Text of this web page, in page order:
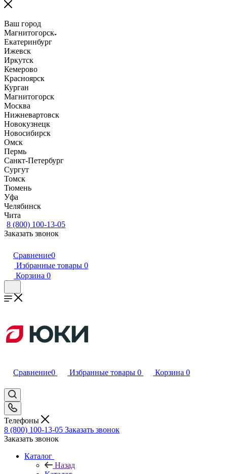
Ваш город
Магнитогорск
Екатеринбург
Ижевск
Иркутск
Кемерово
Красноярск
Курган
Магнитогорск
Москва
Нижневартовск
Новокузнецк
Новосибирск
Омск
Пермь
Санкт-Петербург
Сургут
Томск
Тюмень
Уфа
Челябинск
Чита
8 (800) 100-13-05
Заказать звонок
Сравнение0
Избранные товары 0
Корзина 0
Сравнение0 Избранные товары 0 Корзина 0
Телефоны
8 (800) 100-13-05 Заказать звонок
Заказать звонок
Каталог
Назад